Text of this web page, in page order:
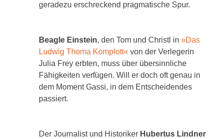
geradezu erschreckend pragmatische Spur.
Beagle Einstein, den Tom und Christl in»Das
Ludwig Thoma Komplott« von der Verlegerin
Julia Frey erbten, muss über übersinnliche
Fähigkeiten verfügen. Will er doch oft genau in
dem Moment Gassi, in dem Entscheidendes
passiert.
Der Journalist und Historiker Hubertus Lindner